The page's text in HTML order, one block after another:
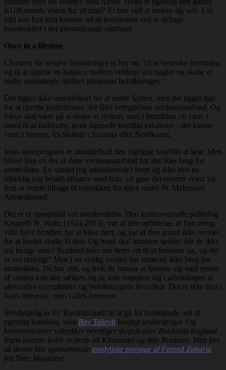
KGB-mands vision for sit land? Er han ved at isolere sig selv. I så
fald kan han kun komme ud af isolationen ved at deltage
konstruktivt i det internationale samfund.
Once in a lifetime
Chancen for seriøse forandringer er her nu. Til at betænke fremtiden,
og til at oprette en balance mellem verdens stormagter og skabe et
bedre samarbejde mellem planetens befolkninger.
Det ligger ikke umiddelbart for at redde Syrien, men det ligger lige
for at oprette institutioner, der tåler betegnelsen verdenssamfund. Og
fokus skal være på at skabe et system, som i fremtiden vil være i
stand til at forhindre, at en lignende konflikt eskalerer – det kunne
være i Yemen, Al-Shahab i Somalia eller Nordkorea.
Irans atomprogram er umiddelbart den vigtigste konflikt at løse. Men
bliver Iran en del af dette verdenssamfund har det ikke brug for
atomvåben. En samlet (og inkluderende) front og ikke blot en
tilfældig (og betalt) alliance mod Iran, vil gøre det enormt svært for
Iran at vende tilbage til retorikken fra tiden under Pr. Mahmoud
Ahmedinejad.
Det er et spørgsmål om anerkendelse. Den kontroversielle politolog
Kenneth N. Waltz (1924-2013), var af den opfattelse, at Iran netop
ville have bomben for at blive hørt, og var af den grund ikke nervøs
for at landet skulle få den. Og hvad skal iranerne tænke, når de ikke
må berige uran? Rouhani taler om deres ret til at forsvare sig, og det
er vel rimeligt? Men i en venlig verden har iranerne ikke brug for
atomvåben. De har olie, og hvis de formår at forsone sig med resten
af verden kan den sælges, og de kan engagere sig i udviklingen af
alternative energikilder og befolkningens livsvilkår. Det er ikke blot i
Irans interesse, men i alles interesse.
Selvfølgelig er Pr. Rouhani nødt til at gå fra forsonende ord til
egentlig handling, som Ray Takeyh kraftigt understreger. Og
kommentatorer udtrykker berettiget skepsis over Rouhanis bagland.
Irans øverste leder er trods alt Khamenei og ikke Rouhani. Men læs
så denne lille opmuntrende analytiske passage af Fareed Zakaria
fra Time Magazine: